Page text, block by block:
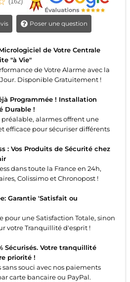
Poser une question
de Votre Centrale
"à Vie"
de Votre Alarme avec la
Disponible Gratuitement !
Programmée ! Installation
Durable !
alarmes offrent une
efficace pour sécuriser différents
: Vos Produits de Sécurité chez
dans toute la France en 24h,
Colissimo et Chronopost !
Garantie 'Satisfait ou
pour une Satisfaction Totale, sinon
votre Tranquillité d'esprit !
Sécurisés. Votre tranquillité
priorité !
sans souci avec nos paiements
carte bancaire ou PayPal.